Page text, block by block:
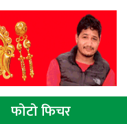
फोटो फिचर